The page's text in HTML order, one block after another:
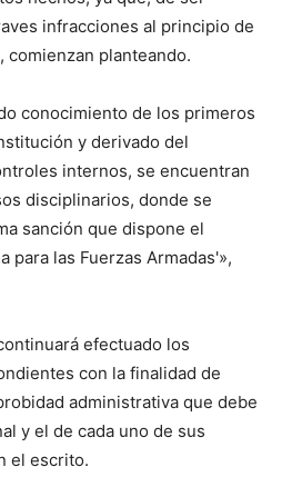
infracciones al principio de
comienzan planteando.
conocimiento de los primeros
y derivado del
internos, se encuentran
disciplinarios, donde se
sanción que dispone el
para las Fuerzas Armadas'»,
efectuado los
con la finalidad de
administrativa que debe
y el de cada uno de sus
el escrito.